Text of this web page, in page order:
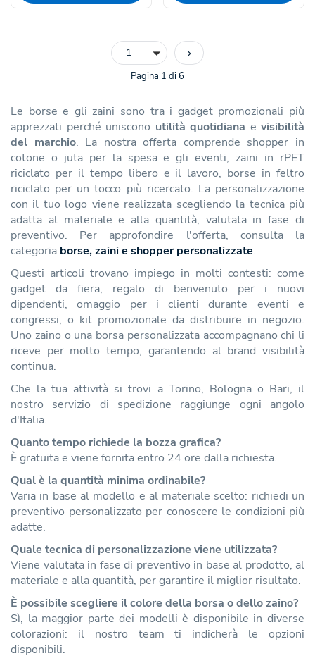
1
Pagina 1 di 6
Le borse e gli zaini sono tra i gadget promozionali più
apprezzati perché uniscono utilità quotidiana e visibilità
del marchio. La nostra offerta comprende shopper in
cotone o juta per la spesa e gli eventi, zaini in rPET
riciclato per il tempo libero e il lavoro, borse in feltro
riciclato per un tocco più ricercato. La personalizzazione
con il tuo logo viene realizzata scegliendo la tecnica più
adatta al materiale e alla quantità, valutata in fase di
preventivo. Per approfondire l'offerta, consulta la
categoria borse, zaini e shopper personalizzate.
Questi articoli trovano impiego in molti contesti: come
gadget da fiera, regalo di benvenuto per i nuovi
dipendenti, omaggio per i clienti durante eventi e
congressi, o kit promozionale da distribuire in negozio.
Uno zaino o una borsa personalizzata accompagnano chi li
riceve per molto tempo, garantendo al brand visibilità
continua.
Che la tua attività si trovi a Torino, Bologna o Bari, il
nostro servizio di spedizione raggiunge ogni angolo
d'Italia.
Quanto tempo richiede la bozza grafica?
È gratuita e viene fornita entro 24 ore dalla richiesta.
Qual è la quantità minima ordinabile?
Varia in base al modello e al materiale scelto: richiedi un
preventivo personalizzato per conoscere le condizioni più
adatte.
Quale tecnica di personalizzazione viene utilizzata?
Viene valutata in fase di preventivo in base al prodotto, al
materiale e alla quantità, per garantire il miglior risultato.
È possibile scegliere il colore della borsa o dello zaino?
Sì, la maggior parte dei modelli è disponibile in diverse
colorazioni: il nostro team ti indicherà le opzioni
disponibili.